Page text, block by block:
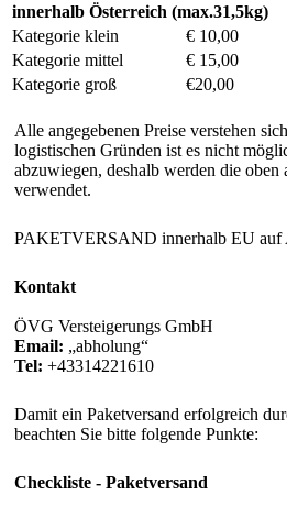
innerhalb Österreich (max.31,5kg)
Kategorie klein
€ 10,00
Kategorie mittel
€ 15,00
Kategorie groß
€20,00
Alle angegebenen Preise verstehen
logistischen Gründen ist es nicht
abzuwiegen, deshalb werden die oben
verwendet.
PAKETVERSAND innerhalb EU auf
Kontakt
ÖVG Versteigerungs GmbH
Email:
abholung
Tel: +43314221610
Damit ein Paketversand erfolgreich
beachten Sie bitte folgende Punkte:
Checkliste - Paketversand